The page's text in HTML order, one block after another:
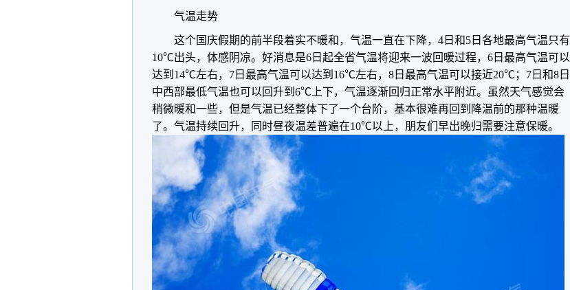
气温走势
这个国庆假期的前半段着实不暖和，气温一直在下降，4日和5日各地最高气温只有
10℃出头，体感阴凉。好消息是6日起全省气温将迎来一波回暖过程，6日最高气温可以
达到14℃左右，7日最高气温可以达到16℃左右，8日最高气温可以接近20℃；7日和8日
中西部最低气温也可以回升到6℃上下，气温逐渐回归正常水平附近。虽然天气感觉会
稍微暖和一些，但是气温已经整体下了一个台阶，基本很难再回到降温前的那种温暖
了。气温持续回升，同时昼夜温差普遍在10℃以上，朋友们早出晚归需要注意保暖。